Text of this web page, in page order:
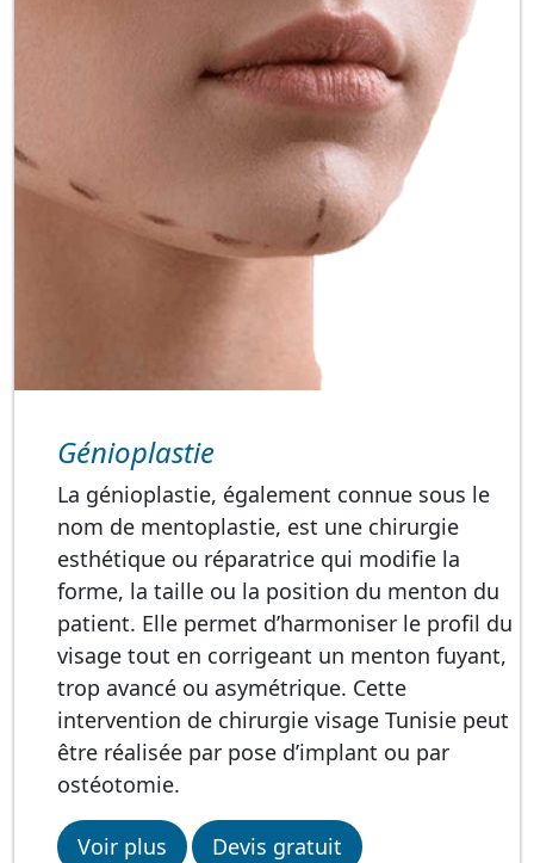
Génioplastie
La génioplastie, également connue sous le
nom de mentoplastie, est une chirurgie
esthétique ou réparatrice qui modifie la
forme, la taille ou la position du menton du
patient. Elle permet d’harmoniser le profil du
visage tout en corrigeant un menton fuyant,
trop avancé ou asymétrique. Cette
intervention de chirurgie visage Tunisie peut
être réalisée par pose d’implant ou par
ostéotomie.
Voir plus Devis gratuit